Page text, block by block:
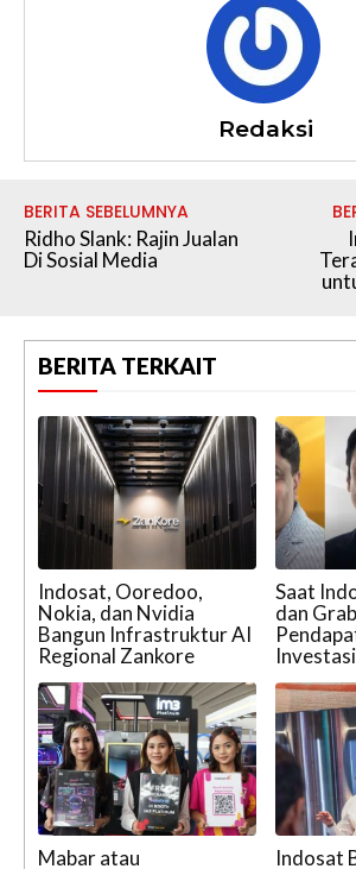
Redaksi
BERITA SEBELUMNYA
Ridho Slank: Rajin Jualan
Di Sosial Media
BERITA TERKAIT
Indosat, Ooredoo,
Nokia, dan Nvidia
Bangun Infrastruktur AI
Regional Zankore
Saat
dan
Mabar atau
Indosat